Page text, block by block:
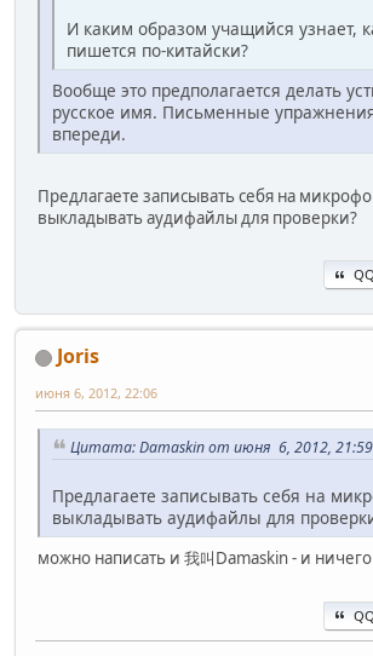
И каким образом учащийся узнает,
пишется по-китайски?
Вообще это предполагается делать
русское имя. Письменные
впереди.
Предлагаете записывать себя на
выкладывать аудифайлы для проверки?
QQ
Joris
июня 6, 2012, 22:06
Цитата: Damaskin от июня 6, 2012, 21:59
Предлагаете записывать себя на
выкладывать аудифайлы для
можно написать и 我叫Damaskin - и
QQ